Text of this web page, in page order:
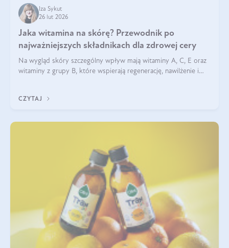
Iza Sykut
26 lut 2026
Jaka witamina na skórę? Przewodnik po
najważniejszych składnikach dla zdrowej cery
Na wygląd skóry szczególny wpływ mają witaminy A, C, E oraz
witaminy z grupy B, które wspierają regenerację, nawilżenie i
CZYTAJ